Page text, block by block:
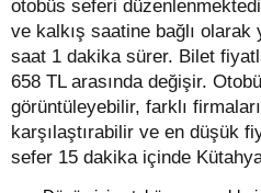
otobüs seferi
ve kalkış saatine bağlı olarak
saat 1 dakika sürer. Bilet
658 TL arasında değişir.
görüntüleyebilir, farklı
karşılaştırabilir ve en düşük
sefer 15 dakika içinde Kütahya